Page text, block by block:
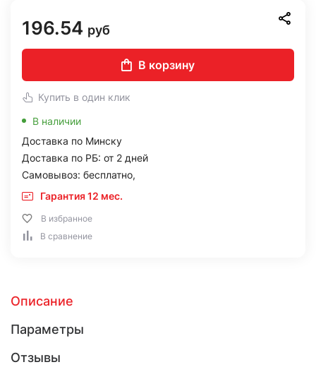
196.54 руб
В корзину
Купить в один клик
В наличии
Доставка по Минску
Доставка по РБ: от 2 дней
Самовывоз: бесплатно,
Гарантия 12 мес.
В избранное
В сравнение
Описание
Параметры
Отзывы